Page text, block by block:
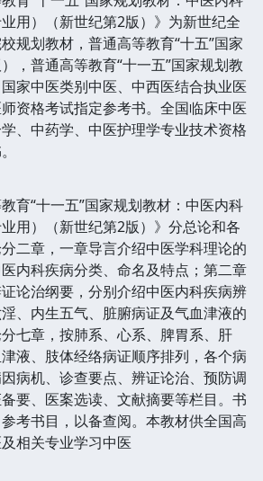
用）（新世纪第2版）》为新世纪全
规划教材，普通高等教育“十五”国家
，普通高等教育“十一五”国家规划教
家中医类别中医、中西医结合执业医
资格考试指定参考书。全国临床中医
、中药学、中医护理学专业技术资格
“十一五”国家规划教材：中医内科
用）（新世纪第2版）》分总论和各
二章，一章导言介绍中医学科理论的
内科疾病分类、命名及特点；第二章
论治纲要，分别介绍中医内科疾病辨
、内生五气、脏腑病证及气血津液的
七章，按肺系、心系、脾胃系、肝
液、肢体经络病证顺序排列，各个病
病机、诊查要点、辨证论治、预防调
要、医案选读、文献摘要等栏目。书
考书目，以备查阅。本教材供全国高
相关专业学习中医